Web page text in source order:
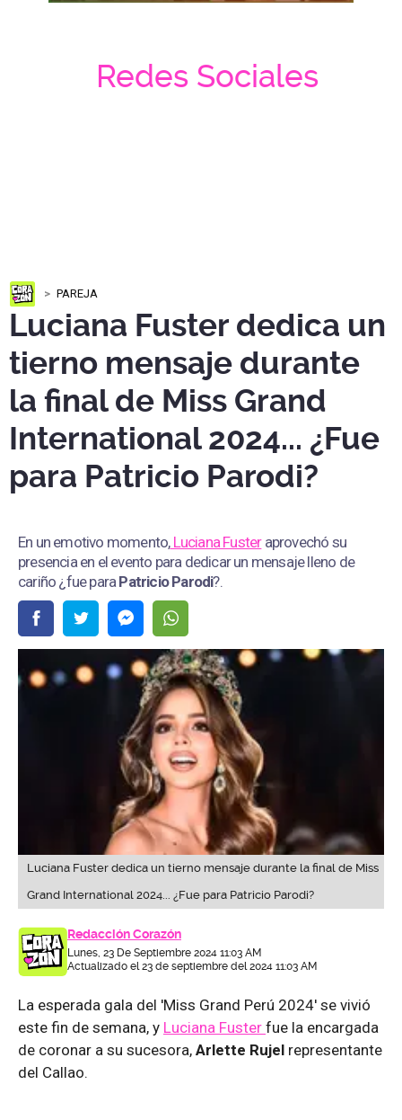
Redes Sociales
PAREJA
Luciana Fuster dedica un
tierno mensaje durante
la final de Miss Grand
International 2024... ¿Fue
para Patricio Parodi?
En un emotivo momento,Luciana Fusteraprovechó su
presencia en el evento para dedicar un mensaje lleno de
cariño ¿fue para Patricio Parodi?.
Luciana Fuster dedica un tierno mensaje durante la final de Miss
Grand International 2024... ¿Fue para Patricio Parodi?
Redacción Corazón
Lunes, 23 De Septiembre 2024 11:03 AM
Actualizado el 23 de septiembre del 2024 11:03 AM
La esperada gala del 'Miss Grand Perú 2024' se vivió
este fin de semana, y Luciana Fuster fue la encargada
de coronar a su sucesora, Arlette Rujel representante
del Callao.